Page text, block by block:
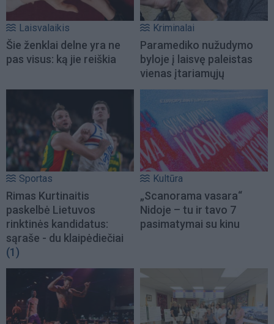
Laisvalaikis
Šie ženklai delne yra ne
pas visus: ką jie reiškia
Kriminalai
Paramediko nužudymo
byloje į laisvę paleistas
vienas įtariamųjų
Sportas
Rimas Kurtinaitis
paskelbė Lietuvos
rinktinės kandidatus:
sąraše - du klaipėdiečiai
(1)
Kultūra
„Scanorama vasara“
Nidoje – tu ir tavo 7
pasimatymai su kinu